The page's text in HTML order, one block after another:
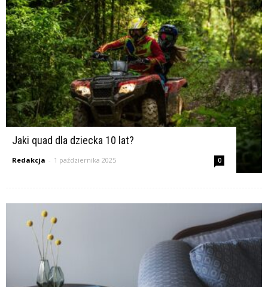
Jaki quad dla dziecka 10 lat?
Redakcja - 1 października 2025 0